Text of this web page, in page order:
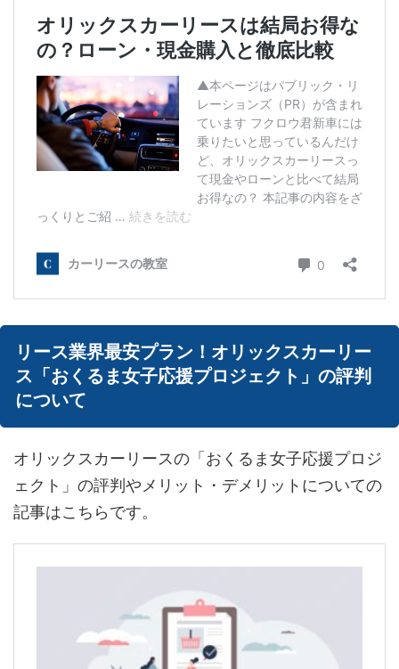
リース業界最安プラン！オリックスカーリー
ス「おくるま女子応援プロジェクト」の評判
について
オリックスカーリースの「おくるま女子応援プロジ
ェクト」の評判やメリット・デメリットについての
記事はこちらです。